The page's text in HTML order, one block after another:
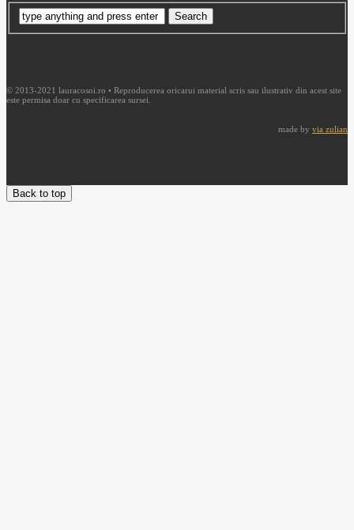
© 2013-2021 lauracosoi.ro • Reproducerea oricarui material scris sau ilustrativ din acest site
este permisa doar cu specificarea sursei.
made by via zulian
Back to top